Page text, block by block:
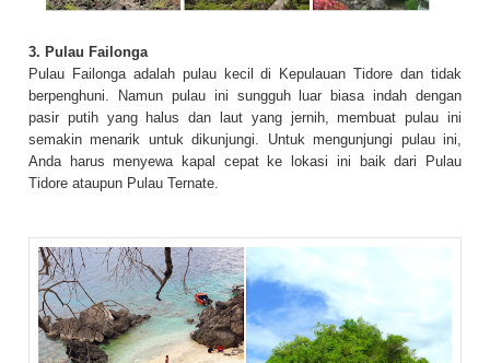
3. Pulau Failonga
Pulau Failonga adalah pulau kecil di Kepulauan Tidore dan tidak
berpenghuni. Namun pulau ini sungguh luar biasa indah dengan
pasir putih yang halus dan laut yang jernih, membuat pulau ini
semakin menarik untuk dikunjungi. Untuk mengunjungi pulau ini,
Anda harus menyewa kapal cepat ke lokasi ini baik dari Pulau
Tidore ataupun Pulau Ternate